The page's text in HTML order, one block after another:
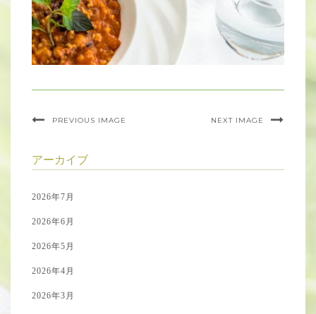
PREVIOUS IMAGE NEXT IMAGE
アーカイブ
2026年7月
2026年6月
2026年5月
2026年4月
2026年3月